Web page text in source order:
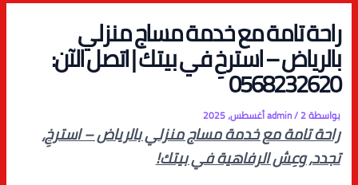
راحة تامة مع خدمة مساج منزلي
بالرياض – استرخِ في بيتك | اتصل الآن:
0568232620
بواسطة admin/2 أغسطس، 2025
راحة تامة مع خدمة مساج منزلي بالرياض – استرخِ،
تجدد، وعِش الرفاهية في بيتك!